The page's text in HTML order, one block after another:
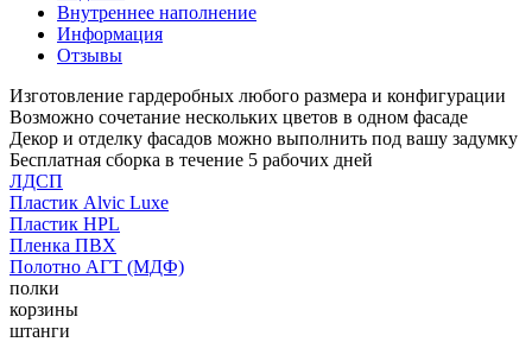
Внутреннее наполнение
Информация
Отзывы
Изготовление гардеробных любого размера и конфигурации
Возможно сочетание нескольких цветов в одном фасаде
Декор и отделку фасадов можно выполнить под вашу задумку
Бесплатная сборка в течение 5 рабочих дней
ЛДСП
Пластик Alvic Luxe
Пластик HPL
Пленка ПВХ
Полотно АГТ (МДФ)
полки
корзины
штанги